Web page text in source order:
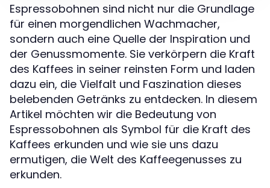
Espressobohnen sind nicht nur die Grundlage
für einen morgendlichen Wachmacher,
sondern auch eine Quelle der Inspiration und
der Genussmomente. Sie verkörpern die Kraft
des Kaffees in seiner reinsten Form und laden
dazu ein, die Vielfalt und Faszination dieses
belebenden Getränks zu entdecken. In diesem
Artikel möchten wir die Bedeutung von
Espressobohnen als Symbol für die Kraft des
Kaffees erkunden und wie sie uns dazu
ermutigen, die Welt des Kaffeegenusses zu
erkunden.